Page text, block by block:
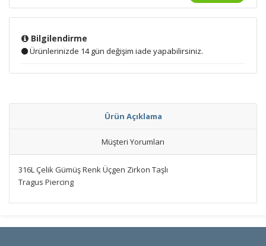
Bilgilendirme
Ürünlerinizde 14 gün değişim iade yapabilirsiniz.
Ürün Açıklama
Müşteri Yorumları
316L Çelik Gümüş Renk Üçgen Zirkon Taşlı
Tragus Piercing